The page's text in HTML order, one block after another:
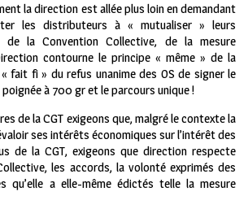
la direction est allée plus loin en demandant
les distributeurs à « mutualiser » leurs
de la Convention Collective, de la mesure
contourne le principe « même » de la
fait fi » du refus unanime des OS de signer le
à 700 gr et le parcours unique !
de la CGT exigeons que, malgré le contexte la
ses intérêts économiques sur l’intérêt des
de la CGT, exigeons que direction respecte
les accords, la volonté exprimés des
qu’elle a elle-même édictés telle la mesure